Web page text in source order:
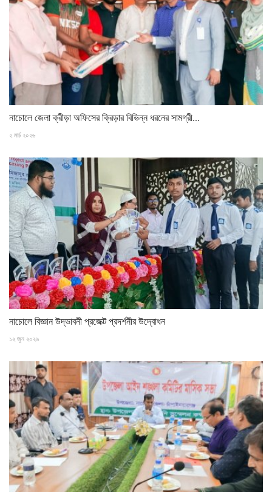
নাচোলে জেলা ক্রীড়া অফিসের ক্রিড়ার বিভিন্ন ধরনের সামগ্রী...
২ মার্চ ২০২৬
নাচোলে বিজ্ঞান উদ্ভাবনী প্রজেক্ট প্রদর্শনীর উদ্বোধন
১২ জুন ২০২৬